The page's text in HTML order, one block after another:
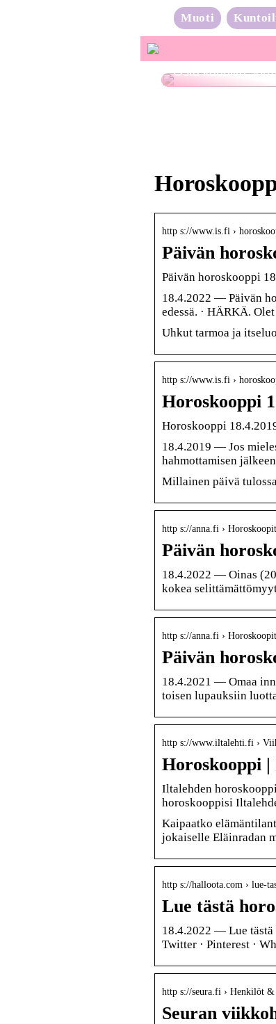
Muoti
Osta kauniita
http s://www.is.fi ›
Päivän
Päivän horoskooppi
18.4.2022 — Päivän
edessä. · HÄRKÄ.
Uhkut tarmoa ja
http s://www.is.fi ›
Horoskooppi
Horoskooppi
18.4.2019 — Jos
hahmottamisen
Millainen päivä
http s://anna.fi ›
Päivän
18.4.2022 — Oinas
kokea
http s://anna.fi ›
Päivän
18.4.2021 — Omaa
toisen lupauksiin
http s://www.iltalehti.fi ›
Horoskooppi
Iltalehden
horoskooppisi
Kaipaatko
jokaiselle Eläinradan
http s://halloota.com › lue-
Lue tästä
18.4.2022 — Lue tästä
Twitter · Pinterest ·
http s://seura.fi › Henkilöt
Seuran